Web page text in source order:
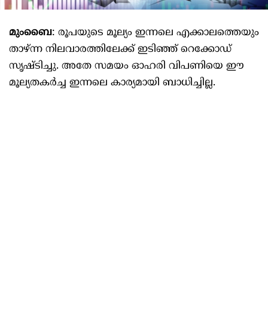
മുംബൈ: രൂപയുടെ മൂല്യം ഇന്നലെ എക്കാലത്തെയും
താഴ്‌ന്ന നിലവാരത്തിലേക്ക്‌ ഇടിഞ്ഞ്‌ റെക്കോഡ്‌
സൃഷ്‌ടിച്ചു. അതേ സമയം ഓഹരി വിപണിയെ ഈ
മൂല്യതകര്‍ച്ച ഇന്നലെ കാര്യമായി ബാധിച്ചില്ല.